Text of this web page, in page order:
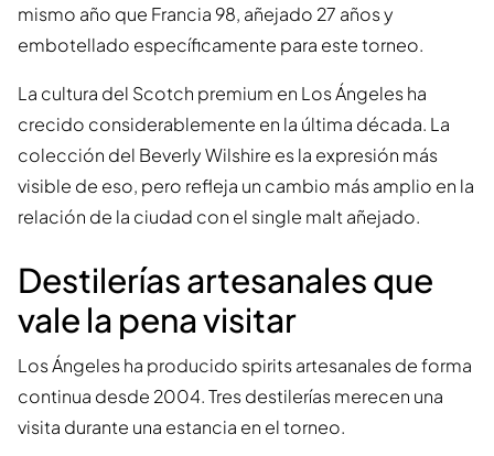
mismo año que Francia 98, añejado 27 años y
embotellado específicamente para este torneo.
La cultura del Scotch premium en Los Ángeles ha
crecido considerablemente en la última década. La
colección del Beverly Wilshire es la expresión más
visible de eso, pero refleja un cambio más amplio en la
relación de la ciudad con el single malt añejado.
Destilerías artesanales que
vale la pena visitar
Los Ángeles ha producido spirits artesanales de forma
continua desde 2004. Tres destilerías merecen una
visita durante una estancia en el torneo.